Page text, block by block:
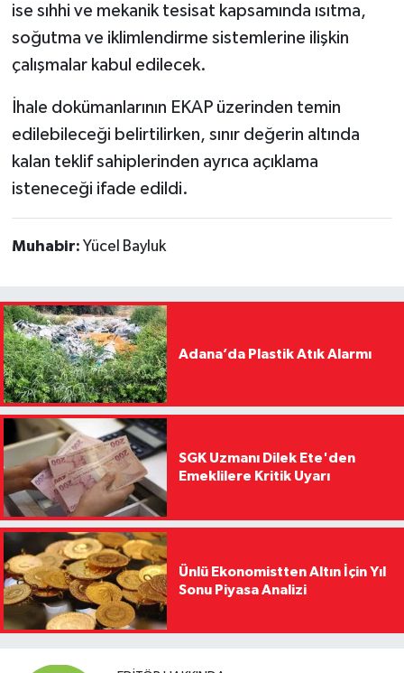
ise sıhhi ve mekanik tesisat kapsamında ısıtma,
soğutma ve iklimlendirme sistemlerine ilişkin
çalışmalar kabul edilecek.
İhale dokümanlarının EKAP üzerinden temin
edilebileceği belirtilirken, sınır değerin altında
kalan teklif sahiplerinden ayrıca açıklama
isteneceği ifade edildi.
Muhabir: Yücel Bayluk
Adana’da Plastik Atık Alarmı
SGK Uzmanı Dilek Ete'den
Emeklilere Kritik Uyarı
Ünlü Ekonomistten Altın İçin Yıl
Sonu Piyasa Analizi